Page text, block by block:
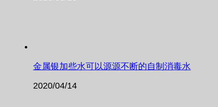
金属银加些水可以源源不断的自制消毒水
2020/04/14